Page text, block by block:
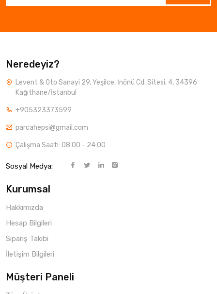
Neredeyiz?
Levent & Oto Sanayi 29, Yeşilce, İnönü Cd. Sitesi, 4, 34396
Kağıthane/İstanbul
+905323373599
parcahepsi@gmail.com
Çalışma Saati: 08:00 - 24:00
Sosyal Medya:
Kurumsal
Hakkımızda
Hesap Bilgileri
Sipariş Takibi
İletişim Bilgileri
Müşteri Paneli